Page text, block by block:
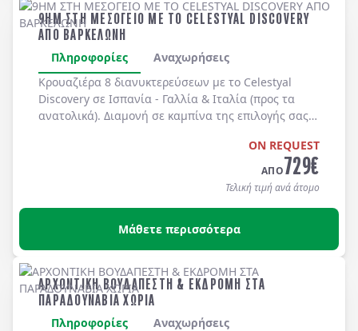
9ΗΜ ΣΤΗ ΜΕΣΟΓΕΙΟ ΜΕ ΤΟ CELESTYAL DISCOVERY
ΑΠΟ ΒΑΡΚΕΛΩΝΗ
Πληροφορίες
Αναχωρήσεις
Κρουαζιέρα 8 διανυκτερεύσεων με το Celestyal
Discovery σε Ισπανία - Γαλλία & Ιταλία (προς τα
ανατολικά). Διαμονή σε καμπίνα της επιλογής σας
ON REQUEST
ΑΠΟ729€
Τελική τιμή ανά άτομο
Μάθετε περισσότερα
ΑΡΧΟΝΤΙΚΗ ΒΟΥΔΑΠΕΣΤΗ & ΕΚΔΡΟΜΗ ΣΤΑ
ΠΑΡΑΔΟΥΝΑΒΙΑ ΧΩΡΙΑ
Πληροφορίες
Αναχωρήσεις